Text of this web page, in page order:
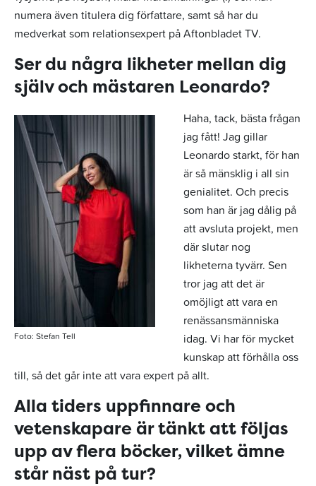
numera även titulera dig författare, samt så har du
medverkat som relationsexpert på Aftonbladet TV.
Ser du några likheter mellan dig
själv och mästaren Leonardo?
Foto: Stefan Tell
Haha, tack, bästa frågan
jag fått! Jag gillar
Leonardo starkt, för han
är så mänsklig i all sin
genialitet. Och precis
som han är jag dålig på
att avsluta projekt, men
där slutar nog
likheterna tyvärr. Sen
tror jag att det är
omöjligt att vara en
renässansmänniska
idag. Vi har för mycket
kunskap att förhålla oss
till, så det går inte att vara expert på allt.
Alla tiders uppfinnare och
vetenskapare är tänkt att följas
upp av flera böcker, vilket ämne
står näst på tur?